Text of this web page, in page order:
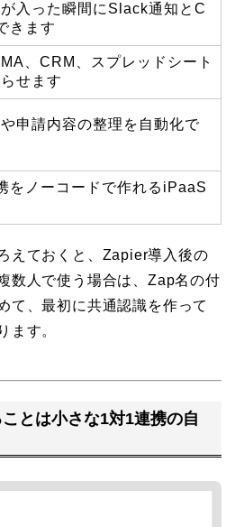
入った瞬間にSlack通知とC
きます
、CRM、スプレッドシート
せます
申請内容の整理を自動化で
をノーコードで作れるiPaaS
えておくと、Zapier導入後の
数人で使う場合は、Zap名の付
て、最初に共通認識を作って
ます。
とは小さな1対1連携の自